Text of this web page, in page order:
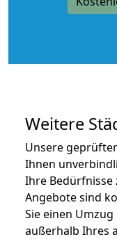
Weitere
Unsere
Ihnen
Ihre Bedürfnisse
Angebote sind
Sie einen
außerhalb Ihres